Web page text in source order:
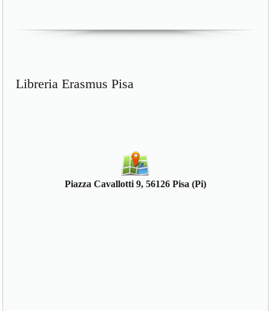
Libreria Erasmus Pisa
Piazza Cavallotti 9, 56126 Pisa (Pi)